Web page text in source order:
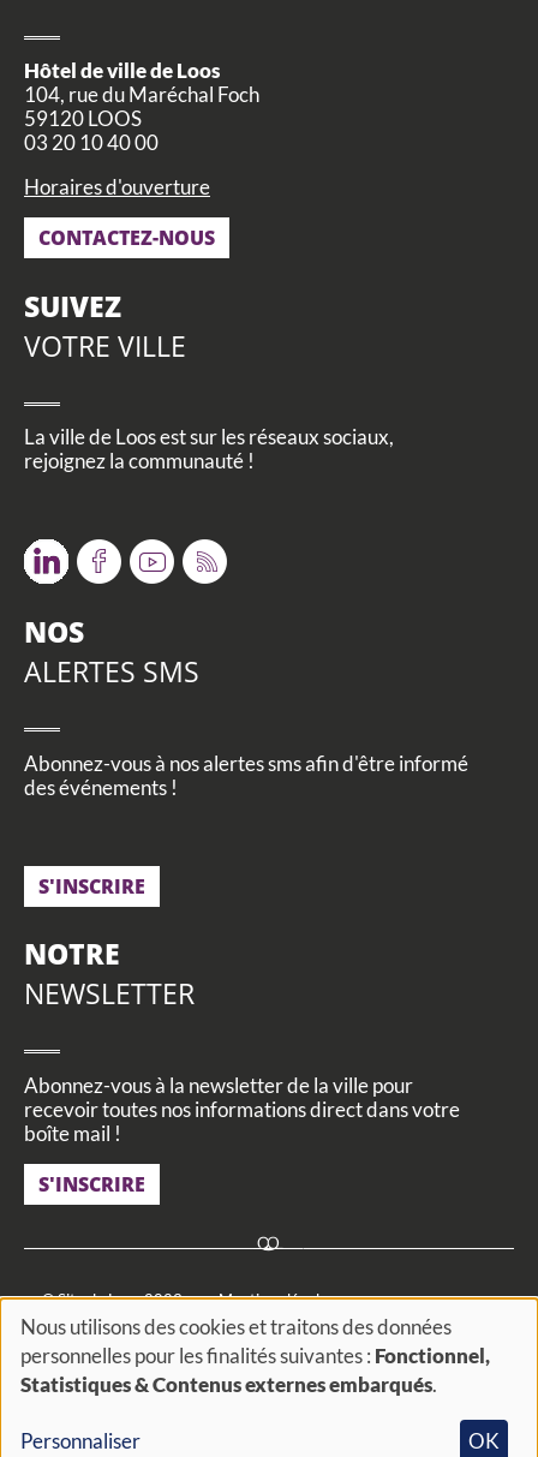
Hôtel de ville de Loos
104, rue du Maréchal Foch
59120 LOOS
03 20 10 40 00
Horaires d'ouverture
CONTACTEZ-NOUS
SUIVEZ
VOTRE VILLE
La ville de Loos est sur les réseaux sociaux,
rejoignez la communauté !
TwitterFacebookYoutube
RSS
NOS
ALERTES SMS
Abonnez-vous à nos alertes sms afin d'être informé
des événements !
S'INSCRIRE
NOTRE
NEWSLETTER
Abonnez-vous à la newsletter de la ville pour
recevoir toutes nos informations direct dans votre
boîte mail !
S'INSCRIRE
Footer
menu
© Site de Loos 2023 Mentions légales
Utilisation des données personnelles Cookies et traceurs
FAQ Actualités Agenda Actes administratifs
Accessibilité
Utilisation
des
Nous utilisons des cookies et traitons des données
personnelles pour les finalités suivantes : Fonctionnel,
Statistiques & Contenus externes embarqués.
Personnaliser OK